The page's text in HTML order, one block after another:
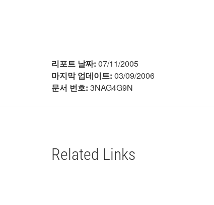
리포트 날짜: 07/11/2005
마지막 업데이트: 03/09/2006
문서 번호: 3NAG4G9N
Related Links